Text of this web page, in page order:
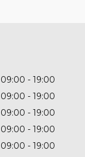
09:00
19:00
09:00
19:00
09:00
19:00
09:00
19:00
09:00
19:00